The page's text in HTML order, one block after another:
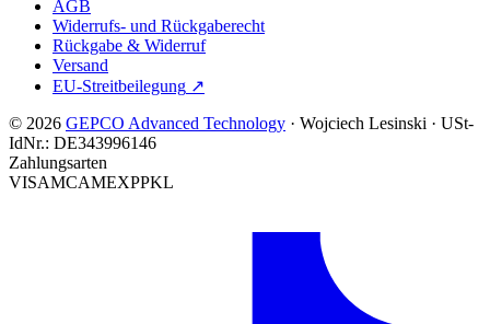
AGB
Widerrufs- und Rückgaberecht
Rückgabe & Widerruf
Versand
EU-Streitbeilegung ↗
© 2026 GEPCO Advanced Technology · Wojciech Lesinski · USt-
IdNr.: DE343996146
Zahlungsarten
VISAMCAMEXPPKL